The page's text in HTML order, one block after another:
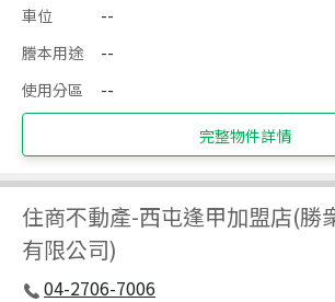
車位
--
謄本用途
--
使用分區
--
完整物件詳情
住商不動產-西屯逢甲加盟店(勝
有限公司)
04-2706-7006